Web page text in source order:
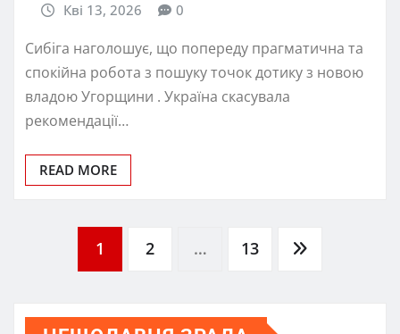
Кві 13, 2026 0
Сибіга наголошує, що попереду прагматична та
спокійна робота з пошуку точок дотику з новою
владою Угорщини . Україна скасувала
рекомендації…
READ MORE
Пагінація
записів
1 2 … 13